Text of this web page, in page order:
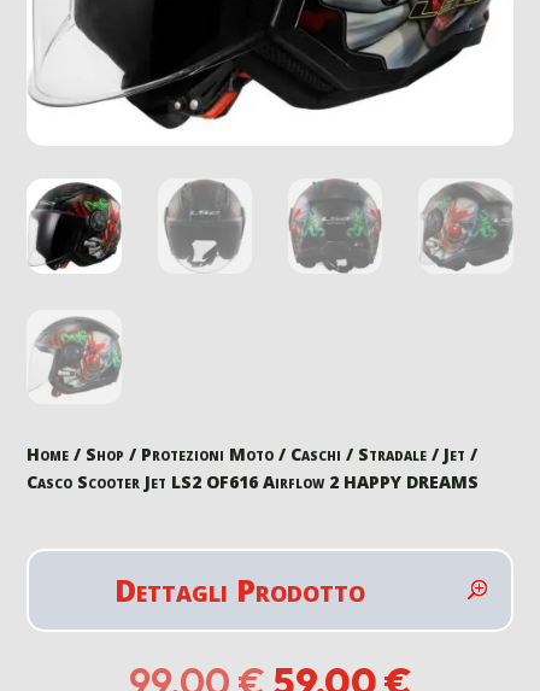
Home / Shop / Protezioni Moto / Caschi / Stradale / Jet /
Casco Scooter Jet LS2 OF616 Airflow 2 HAPPY DREAMS
Dettagli Prodotto
99,00 €Il
59,00€Il